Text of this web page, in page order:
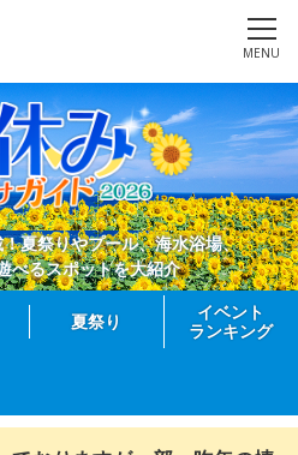
MENU
夏祭りやプール、海水浴場、
べるスポットを大紹介
夏祭り
イベント
ランキング